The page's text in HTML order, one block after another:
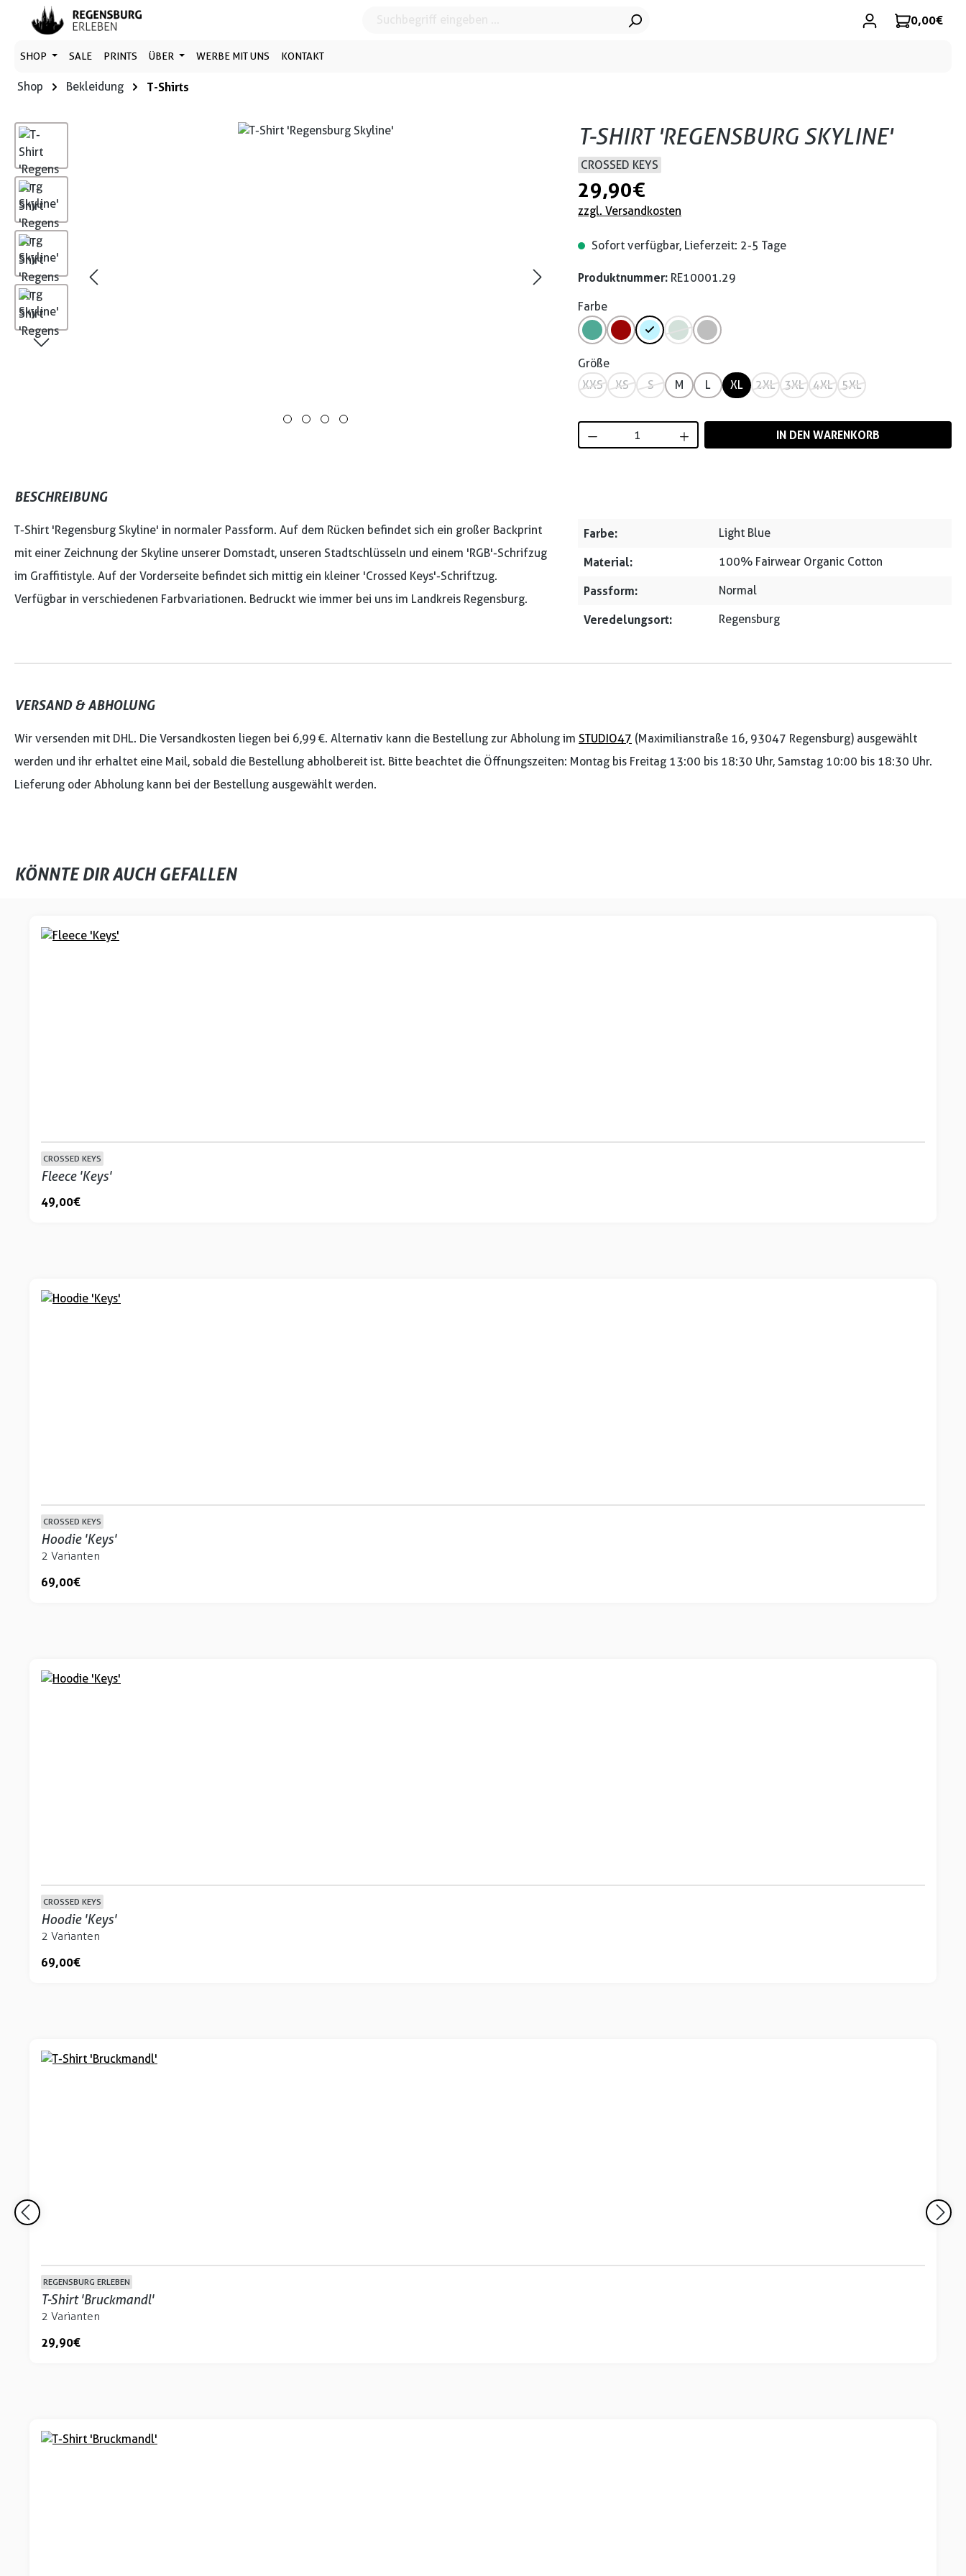
Hauptinhalt springen
Zur Suche springen
Zur Hauptnavigation springen 0,00 €
SHOP SALE PRINTS ÜBER WERBE MIT UNS KONTAKT
Shop Bekleidung T-Shirts
Bildergalerie überspringen T-SHIRT 'REGENSBURG SKYLINE'
CROSSED KEYS
29,90 €
zzgl. Versandkosten
Sofort verfügbar, Lieferzeit: 2-5 Tage
Produktnummer: RE10001.29
Farbe
Größe
XXS
XS S M L XL 2XL 3XL 4XL 5XL
Produkt Anzahl: Gib den gewünschten Wert ein
IN DEN WARENKORB
BESCHREIBUNG
T-Shirt 'Regensburg Skyline' in normaler Passform. Auf dem Rücken befindet sich ein großer Backprint
mit einer Zeichnung der Skyline unserer Domstadt, unseren Stadtschlüsseln und einem 'RGB'-Schrifzug
im Graffitistyle. Auf der Vorderseite befindet sich mittig ein kleiner 'Crossed Keys'-Schriftzug.
Verfügbar in verschiedenen Farbvariationen. Bedruckt wie immer bei uns im Landkreis Regensburg.
Farbe: Light Blue
Material: 100% Fairwear Organic Cotton
Passform: Normal
Veredelungsort: Regensburg
VERSAND & ABHOLUNG
Wir versenden mit DHL. Die Versandkosten liegen bei 6,99 €. Alternativ kann die Bestellung zur Abholung im STUDIO47 (Maximilianstraße 16, 93047 Regensburg) ausgewählt
werden und ihr erhaltet eine Mail, sobald die Bestellung abholbereit ist. Bitte beachtet die Öffnungszeiten: Montag bis Freitag 13:00 bis 18:30 Uhr, Samstag 10:00 bis 18:30 Uhr.
Lieferung oder Abholung kann bei der Bestellung ausgewählt werden.
KÖNNTE DIR AUCH GEFALLEN
CROSSED KEYS
Fleece 'Keys'
49,00 €
CROSSED KEYS
Hoodie 'Keys'
2 Varianten
69,00 €
CROSSED KEYS
Hoodie 'Keys'
2 Varianten
69,00 €
REGENSBURG ERLEBEN
T-Shirt 'Bruckmandl'
2 Varianten
29,90 €